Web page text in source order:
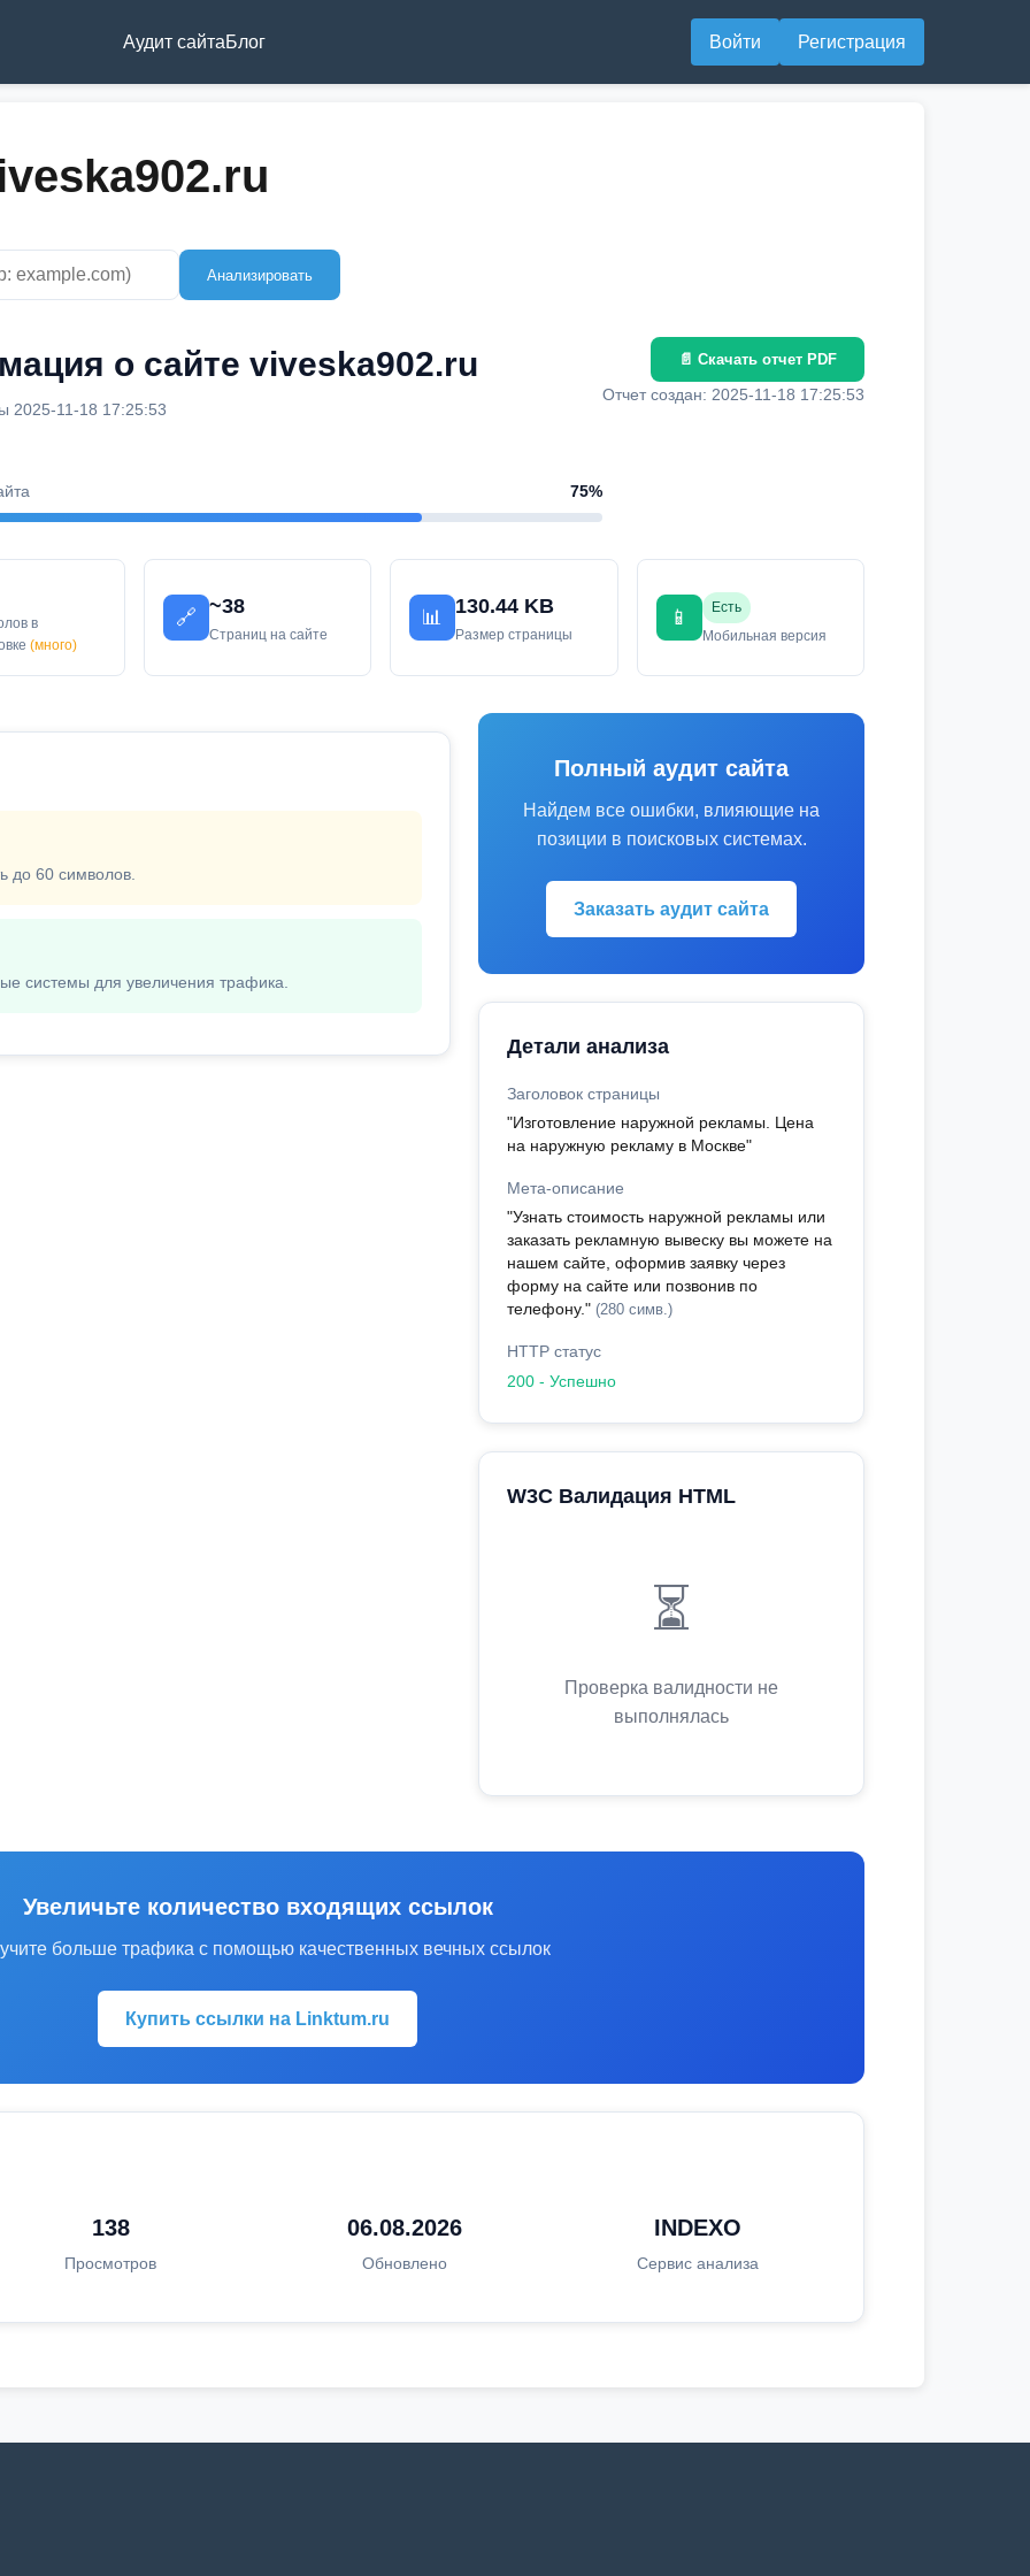
Аудит сайтаБлог Войти Регистрация
Анализировать
о сайте viveska902.ru
2025-11-18 17:25:53
75%
📄 Скачать отчет PDF
Отчет создан: 2025-11-18 17:25:53
в
(много)
🔗
~38
Страниц на сайте
📊
130.44 KB
Размер страницы
📱
Есть
Мобильная версия
до 60 символов.
системы для увеличения трафика.
Полный аудит сайта
Найдем все ошибки, влияющие на
позиции в поисковых системах.
Заказать аудит сайта
Детали анализа
Заголовок страницы
"Изготовление наружной рекламы. Цена
на наружную рекламу в Москве"
Мета-описание
"Узнать стоимость наружной рекламы или
заказать рекламную вывеску вы можете на
нашем сайте, оформив заявку через
форму на сайте или позвонив по
телефону." (280 симв.)
HTTP статус
200 - Успешно
W3C Валидация HTML
⏳
Проверка валидности не
выполнялась
Увеличьте количество входящих ссылок
больше трафика с помощью качественных вечных ссылок
Купить ссылки на Linktum.ru
138
Просмотров
06.08.2026
Обновлено
INDEXO
Сервис анализа